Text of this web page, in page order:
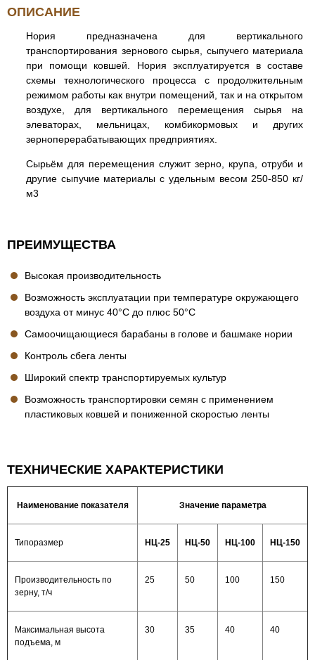
ОПИСАНИЕ
Нория предназначена для вертикального
транспортирования зернового сырья, сыпучего материала
при помощи ковшей. Нория эксплуатируется в составе
схемы технологического процесса с продолжительным
режимом работы как внутри помещений, так и на открытом
воздухе, для вертикального перемещения сырья на
элеваторах, мельницах, комбикормовых и других
зерноперерабатывающих предприятиях.
Сырьём для перемещения служит зерно, крупа, отруби и
другие сыпучие материалы с удельным весом 250-850 кг/
м3
ПРЕИМУЩЕСТВА
Высокая производительность
Возможность эксплуатации при температуре окружающего
воздуха от минус 40°С до плюс 50°С
Самоочищающиеся барабаны в голове и башмаке нории
Контроль сбега ленты
Широкий спектр транспортируемых культур
Возможность транспортировки семян с применением
пластиковых ковшей и пониженной скоростью ленты
ТЕХНИЧЕСКИЕ ХАРАКТЕРИСТИКИ
Наименование показателя Значение параметра
Типоразмер НЦ-25 НЦ-50 НЦ-100 НЦ-150
Производительность по
зерну, т/ч
25 50 100 150
Максимальная высота
подъема, м
30 35 40 40